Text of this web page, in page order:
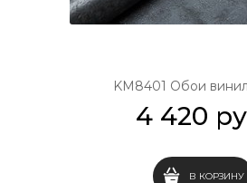
4 420
В КОРЗИНУ